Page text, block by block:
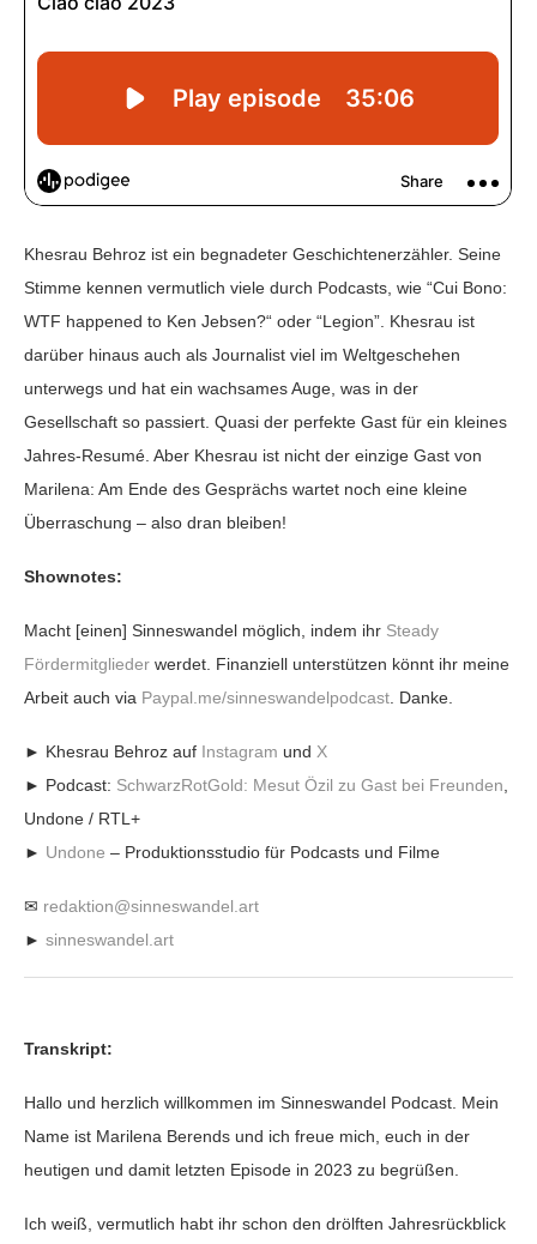
Khesrau Behroz ist ein begnadeter Geschichtenerzähler. Seine
Stimme kennen vermutlich viele durch Podcasts, wie “Cui Bono:
WTF happened to Ken Jebsen?“ oder “Legion”. Khesrau ist
darüber hinaus auch als Journalist viel im Weltgeschehen
unterwegs und hat ein wachsames Auge, was in der
Gesellschaft so passiert. Quasi der perfekte Gast für ein kleines
Jahres-Resumé. Aber Khesrau ist nicht der einzige Gast von
Marilena: Am Ende des Gesprächs wartet noch eine kleine
Überraschung – also dran bleiben!
Shownotes:
Macht [einen] Sinneswandel möglich, indem ihr Steady
Fördermitglieder werdet. Finanziell unterstützen könnt ihr meine
Arbeit auch via Paypal.me/sinneswandelpodcast . Danke.
► Khesrau Behroz auf Instagram und X
► Podcast: SchwarzRotGold: Mesut Özil zu Gast bei Freunden
Undone / RTL+
► Undone – Produktionsstudio für Podcasts und Filme
✉ redaktion@sinneswandel.art
► sinneswandel.art
Transkript:
Hallo und herzlich willkommen im Sinneswandel Podcast. Mein
Name ist Marilena Berends und ich freue mich, euch in der
heutigen und damit letzten Episode in 2023 zu begrüßen.
Ich weiß, vermutlich habt ihr schon den drölften Jahresrückblick